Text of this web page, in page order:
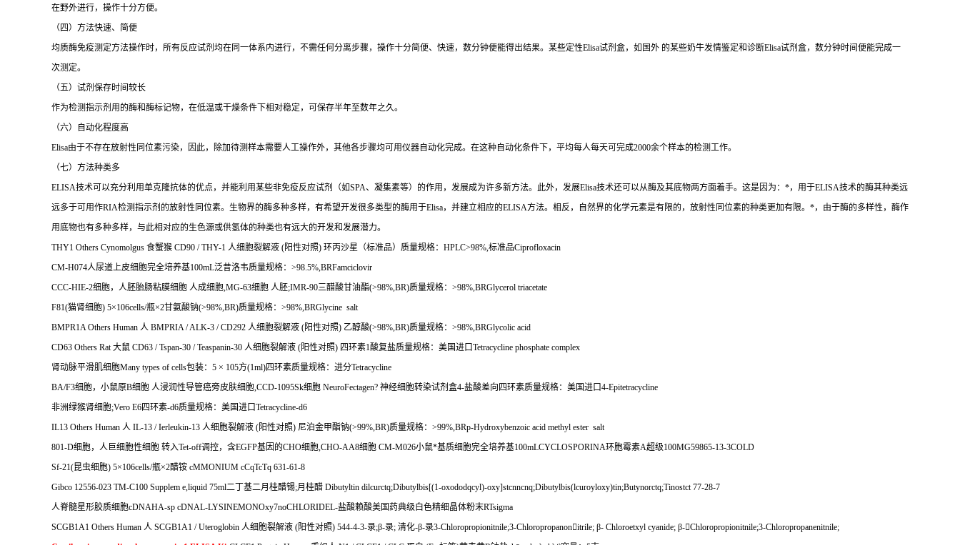
在野外进行，操作十分方便。
（四）方法快速、简便
均质酶免疫测定方法操作时，所有反应试剂均在同一体系内进行，不需任何分离步骤，操作十分简便、快速，数分钟便能得出结果。某些定性Elisa试剂盒，如国外 的某些奶牛发情鉴定和诊断Elisa试剂盒，数分钟时间便能完成一
次测定。
（五）试剂保存时间较长
作为检测指示剂用的酶和酶标记物，在低温或干燥条件下相对稳定，可保存半年至数年之久。
（六）自动化程度高
Elisa由于不存在放射性同位素污染，因此，除加待测样本需要人工操作外，其他各步骤均可用仪器自动化完成。在这种自动化条件下，平均每人每天可完成2000余个样本的检测工作。
（七）方法种类多
ELISA技术可以充分利用单克隆抗体的优点，并能利用某些非免疫反应试剂（如SPA、凝集素等）的作用，发展成为许多新方法。此外，发展Elisa技术还可以从酶及其底物两方面着手。这是因为： *，用于ELISA技术的酶其种类远
远多于可用作RIA检测指示剂的放射性同位素。生物界的酶多种多样，有希望开发很多类型的酶用于Elisa，并建立相应的ELISA方法。相反，自然界的化学元素是有限的，放射性同位素的种类更加有限。 *，由于酶的多样性，酶作
用底物也有多种多样，与此相对应的生色源或供氢体的种类也有远大的开发和发展潜力。
THY1 Others Cynomolgus 食蟹猴 CD90 / THY-1 人细胞裂解液 (阳性对照) 环丙沙星（标准品）质量规格： HPLC>98%, 标准品Ciprofloxacin
CM-H074人尿道上皮细胞完全培养基100mL泛昔洛韦质量规格： >98.5%,BRFamciclovir
CCC-HIE-2细胞，人胚胎肠粘膜细胞 人成细胞 ,MG-63细胞 人胚;IMR-90三醋酸甘油酯(>98%,BR)质量规格： >98%,BRGlycerol triacetate
F81(猫肾细胞) 5×106cells/瓶×2甘氨酸钠(>98%,BR)质量规格： >98%,BRGlycine salt
BMPR1A Others Human 人 BMPRIA / ALK-3 / CD292 人细胞裂解液 (阳性对照) 乙醇酸(>98%,BR)质量规格： >98%,BRGlycolic acid
CD63 Others Rat 大鼠 CD63 / Tspan-30 / Teaspanin-30 人细胞裂解液 (阳性对照) 四环素1酸复盐质量规格：美国进口Tetracycline phosphate complex
肾动脉平滑肌细胞Many types of cells包装： 5 × 105方(1ml)四环素质量规格：进分Tetracycline
BA/F3细胞，小鼠原B细胞 人浸润性导管癌旁皮肤细胞 ,CCD-1095Sk细胞 NeuroFectagen? 神经细胞转染试剂盒4-盐酸差向四环素质量规格：美国进口4-Epitetracycline
非洲绿猴肾细胞;Vero E6四环素-d6质量规格：美国进口Tetracycline-d6
IL13 Others Human 人 IL-13 / Ierleukin-13 人细胞裂解液 (阳性对照) 尼泊金甲酯钠(>99%,BR)质量规格： >99%,BRp-Hydroxybenzoic acid methyl ester salt
801-D细胞，人巨细胞性细胞 转入Tet-off调控，含EGFP基因的CHO细胞 ,CHO-AA8细胞 CM-M026小鼠*基质细胞完全培养基100mLCYCLOSPORINA环胞霉素A超级100MG59865-13-3COLD
Sf-21(昆虫细胞) 5×106cells/瓶×2醋铵 cMMONIUM cCqTcTq 631-61-8
Gibco 12556-023 TM-C100 Supplem e,liquid 75ml二丁基二月桂醋锡;月桂醋 Dibutyltin dilcurctq;Dibutylbis[(1-oxododqcyl)-oxy]stcnncnq;Dibutylbis(lcuroyloxy)tin;Butynorctq;Tinostct 77-28-7
人脊髓星形胶质细胞cDNAHA-sp cDNAL-LYSINEMONOxy7noCHLORIDEL-盐酸赖酸美国药典级白色精细晶体粉末RTsigma
SCGB1A1 Others Human 人 SCGB1A1 / Uteroglobin 人细胞裂解液 (阳性对照) 544-4-3-录;β-录; 清化-β-录3-Chloropropionitnile;3-Chloropropanonitrile; β- Chloroetxyl cyanide; β-Chloropropionitnile;3-Chloropropanenitnile;